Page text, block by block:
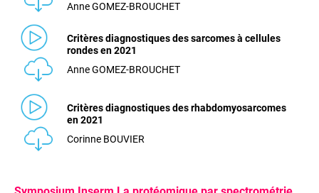
Anne GOMEZ-BROUCHET
Critères diagnostiques des sarcomes à cellules
rondes en 2021
Anne GOMEZ-BROUCHET
Critères diagnostiques des rhabdomyosarcomes
en 2021
Corinne BOUVIER